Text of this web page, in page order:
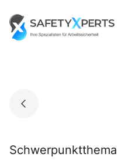
content
Go to landing page.
Schwerpunktthema